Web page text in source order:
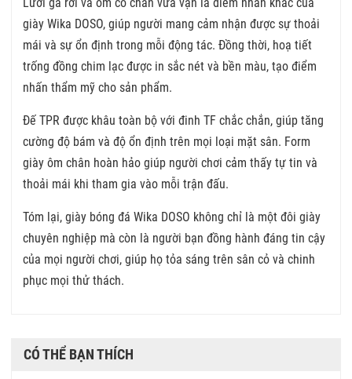
giày Wika DOSO, giúp người mang cảm nhận được sự thoải
mái và sự ổn định trong mỗi động tác. Đồng thời, hoạ tiết
trống đồng chim lạc được in sắc nét và bền màu, tạo điểm
nhấn thẩm mỹ cho sản phẩm.
Đế TPR được khâu toàn bộ với đinh TF chắc chắn, giúp tăng
cường độ bám và độ ổn định trên mọi loại mặt sân. Form
giày ôm chân hoàn hảo giúp người chơi cảm thấy tự tin và
thoải mái khi tham gia vào mỗi trận đấu.
Tóm lại, giày bóng đá Wika DOSO không chỉ là một đôi giày
chuyên nghiệp mà còn là người bạn đồng hành đáng tin cậy
của mọi người chơi, giúp họ tỏa sáng trên sân cỏ và chinh
phục mọi thử thách.
CÓ THỂ BẠN THÍCH